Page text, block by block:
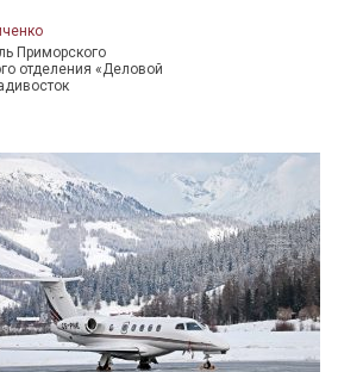
Приморского
отделения «Деловой